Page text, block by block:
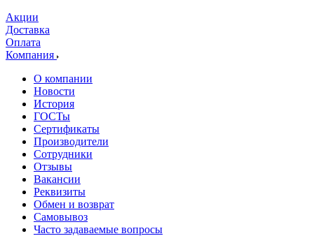
Акции
Доставка
Оплата
Компания
О компании
Новости
История
ГОСТы
Сертификаты
Производители
Сотрудники
Отзывы
Вакансии
Реквизиты
Обмен и возврат
Самовывоз
Часто задаваемые вопросы